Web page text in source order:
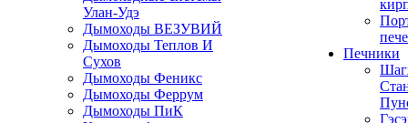
Улан-Удэ
Дымоходы ВЕЗУВИЙ
Дымоходы Теплов И
Сухов
Дымоходы Феникс
Дымоходы Феррум
Дымоходы ПиК
Печники